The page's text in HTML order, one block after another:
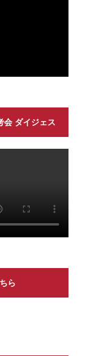
会 ダイジェス
ら